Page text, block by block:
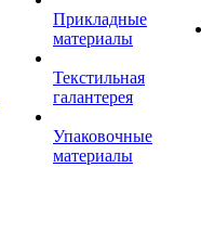
Прикладные
материалы
Текстильная
галантерея
Упаковочные
материалы